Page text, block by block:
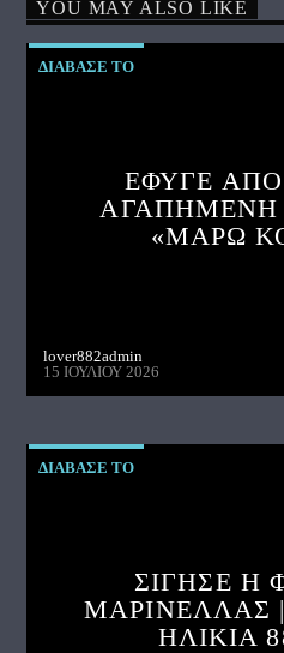
YOU MAY ALSO LIKE
ΔΙΑΒΑΣΕ ΤΟ
ΕΦΥΓΕ
ΑΓΑΠΗΜΕΝΗ
«ΜΑΡΩ
lover882admin
15 ΙΟΥΛΊΟΥ 2026
ΔΙΑΒΑΣΕ ΤΟ
ΣΙΓΗΣΕ Η
ΜΑΡΙΝΕΛΛΑΣ
ΗΛΙΚΙΑ